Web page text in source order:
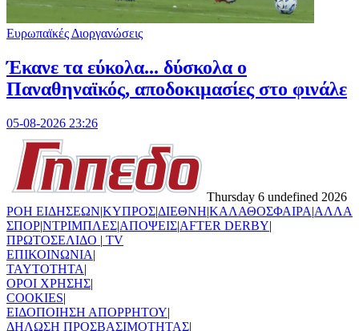
Ευρωπαϊκές Διοργανώσεις
Έκανε τα εύκολα... δύσκολα ο
Παναθηναϊκός, αποδοκιμασίες στο φινάλε
05-08-2026 23:26
Thursday 6 undefined 2026
ΡΟΗ ΕΙΔΗΣΕΩΝ|ΚΥΠΡΟΣ|ΔΙΕΘΝΗ|ΚΑΛΑΘΟΣΦΑΙΡΑ|ΑΛΛΑ
ΣΠΟΡ|ΝΤΡΙΜΠΛΕΣ|ΑΠΟΨΕΙΣ|AFTER DERBY|
ΠΡΩΤΟΣΕΛΙΔΟ | TV
ΕΠΙΚΟΙΝΩΝΙΑ|
TAYTOTHTA|
ΟΡΟΙ ΧΡΗΣΗΣ|
COOKIES|
ΕΙΔΟΠΟΙΗΣΗ ΑΠΟΡΡΗΤΟΥ|
ΔΗΛΩΣΗ ΠΡΟΣΒΑΣΙΜΟΤΗΤΑΣ|